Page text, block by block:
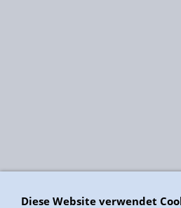
Diese Website verwendet